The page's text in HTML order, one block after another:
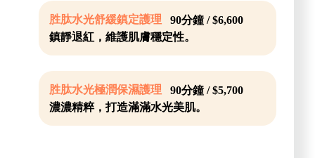
胜肽水光舒緩鎮定護理 90分鐘 / $6,600
鎮靜退紅，維護肌膚穩定性。
胜肽水光極潤保濕護理 90分鐘 / $5,700
濃濃精粹，打造滿滿水光美肌。